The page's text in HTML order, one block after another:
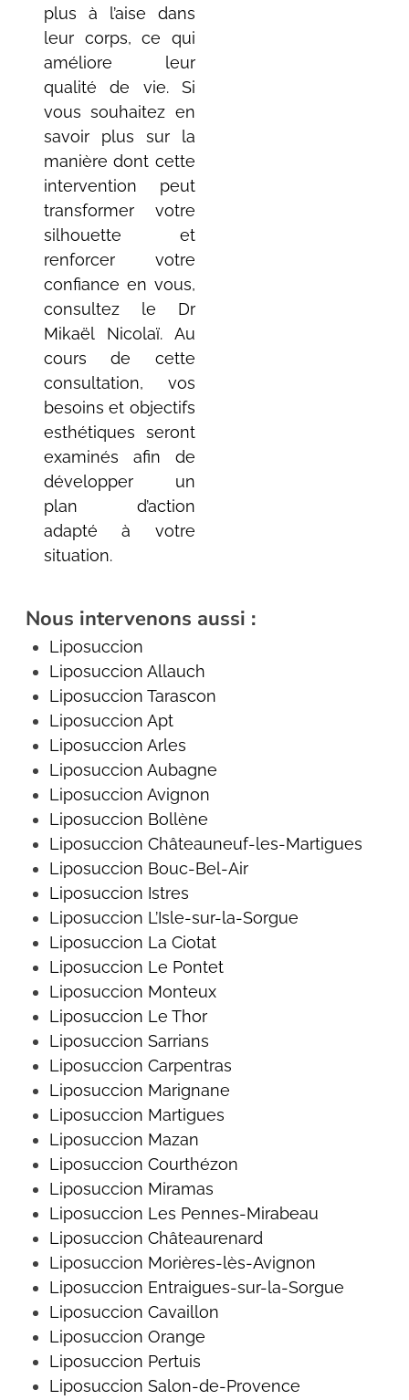
plus à l’aise dans
leur corps, ce qui
améliore leur
qualité de vie. Si
vous souhaitez en
savoir plus sur la
manière dont cette
intervention peut
transformer votre
silhouette et
renforcer votre
confiance en vous,
consultez le Dr
Mikaël Nicolaï. Au
cours de cette
consultation, vos
besoins et objectifs
esthétiques seront
examinés afin de
développer un
plan d’action
adapté à votre
situation.
Nous intervenons aussi :
Liposuccion
Liposuccion Allauch
Liposuccion Tarascon
Liposuccion Apt
Liposuccion Arles
Liposuccion Aubagne
Liposuccion Avignon
Liposuccion Bollène
Liposuccion Châteauneuf-les-Martigues
Liposuccion Bouc-Bel-Air
Liposuccion Istres
Liposuccion L’Isle-sur-la-Sorgue
Liposuccion La Ciotat
Liposuccion Le Pontet
Liposuccion Monteux
Liposuccion Le Thor
Liposuccion Sarrians
Liposuccion Carpentras
Liposuccion Marignane
Liposuccion Martigues
Liposuccion Mazan
Liposuccion Courthézon
Liposuccion Miramas
Liposuccion Les Pennes-Mirabeau
Liposuccion Châteaurenard
Liposuccion Morières-lès-Avignon
Liposuccion Entraigues-sur-la-Sorgue
Liposuccion Cavaillon
Liposuccion Orange
Liposuccion Pertuis
Liposuccion Salon-de-Provence